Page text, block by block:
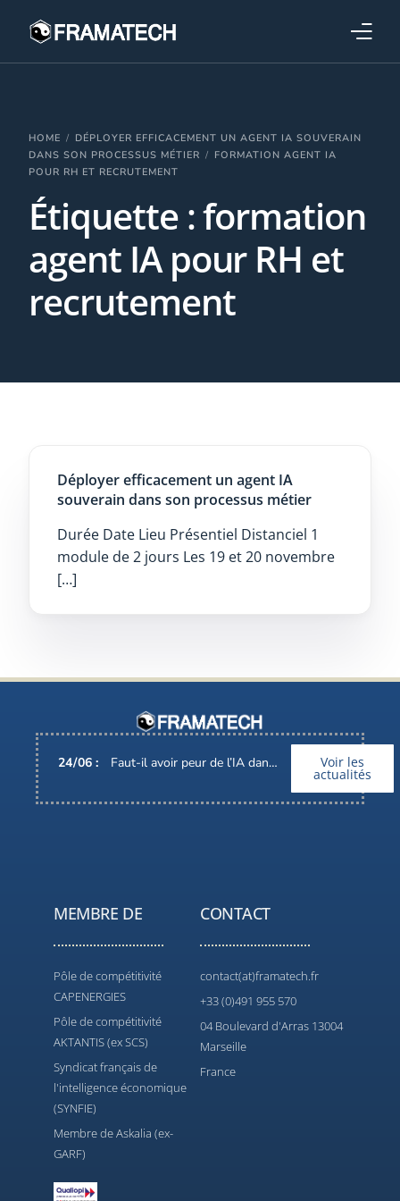
HOME
DÉPLOYER EFFICACEMENT UN AGENT IA SOUVERAIN
DANS SON PROCESSUS MÉTIER
FORMATION AGENT IA
POUR RH ET RECRUTEMENT
Étiquette :formation
agent IA pour RH et
recrutement
Déployer efficacement un agent IA
souverain dans son processus métier
Durée Date Lieu Présentiel Distanciel 1
module de 2 jours Les 19 et 20 novembre
[…]
24/06 : Faut-il avoir peur de l’IA dans nos métiers ? Voir les
actualités
MEMBRE DE
Pôle de compétitivité
CAPENERGIES
Pôle de compétitivité
AKTANTIS (ex SCS)
Syndicat français de
l'intelligence économique
(SYNFIE)
Membre de Askalia (ex-
GARF)
CONTACT
contact(at)framatech.fr
+33 (0)491 955 570
04 Boulevard d'Arras 13004
Marseille
France
Formations
Stratégies industrielles